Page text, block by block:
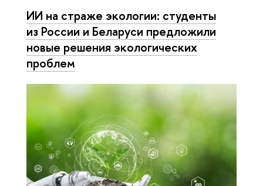
ИИ на страже экологии: студенты
из России и Беларуси предложили
новые решения экологических
проблем